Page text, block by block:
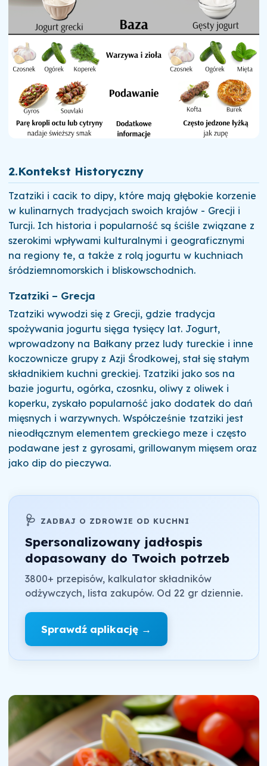
2.Kontekst Historyczny
Tzatziki i cacik to dipy, które mają głębokie korzenie
w kulinarnych tradycjach swoich krajów - Grecji i
Turcji. Ich historia i popularność są ściśle związane z
szerokimi wpływami kulturalnymi i geograficznymi
na regiony te, a także z rolą jogurtu w kuchniach
śródziemnomorskich i bliskowschodnich.
Tzatziki – Grecja
Tzatziki wywodzi się z Grecji, gdzie tradycja
spożywania jogurtu sięga tysięcy lat. Jogurt,
wprowadzony na Bałkany przez ludy tureckie i inne
koczownicze grupy z Azji Środkowej, stał się stałym
składnikiem kuchni greckiej. Tzatziki jako sos na
bazie jogurtu, ogórka, czosnku, oliwy z oliwek i
koperku, zyskało popularność jako dodatek do dań
mięsnych i warzywnych. Współcześnie tzatziki jest
nieodłącznym elementem greckiego meze i często
podawane jest z gyrosami, grillowanym mięsem oraz
jako dip do pieczywa.
🩺 ZADBAJ O ZDROWIE OD KUCHNI
Spersonalizowany jadłospis
dopasowany do Twoich potrzeb
3800+ przepisów, kalkulator składników
odżywczych, lista zakupów. Od 22 gr dziennie.
Sprawdź aplikację →